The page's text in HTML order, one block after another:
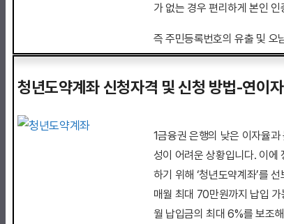
가 없는 경우 편리하게 본인
즉 주민등록번호의 유출 및 오
전에 방지하여 주민등록번호
한 서비스입니다.
청년도약계좌 신청자격 및 신청 방법-연이
1금융권 은행의 낮은 이자율
성이 어려운 상황입니다. 이에
하기 위해 ‘청년도약계좌’를
매월 최대 70만원까지 납입
월 납입금의 최대 6%를 보조